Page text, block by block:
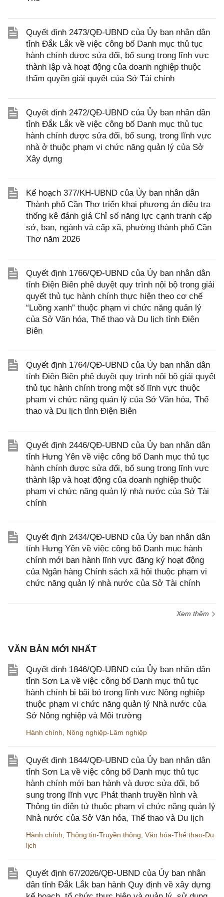
Quyết định 2473/QĐ-UBND của Ủy ban nhân dân
tỉnh Đắk Lắk về việc công bố Danh mục thủ tục
hành chính được sửa đổi, bổ sung trong lĩnh vực
thành lập và hoạt động của doanh nghiệp thuộc
thẩm quyền giải quyết của Sở Tài chính
Quyết định 2472/QĐ-UBND của Ủy ban nhân dân
tỉnh Đắk Lắk về việc công bố Danh mục thủ tục
hành chính được sửa đổi, bổ sung, trong lĩnh vực
nhà ở thuộc phạm vi chức năng quản lý của Sở
Xây dựng
Kế hoạch 377/KH-UBND của Ủy ban nhân dân
Thành phố Cần Thơ triển khai phương án điều tra
thống kê đánh giá Chỉ số năng lực cạnh tranh cấp
sở, ban, ngành và cấp xã, phường thành phố Cần
Thơ năm 2026
Quyết định 1766/QĐ-UBND của Ủy ban nhân dân
tỉnh Điện Biên phê duyệt quy trình nội bộ trong giải
quyết thủ tục hành chính thực hiện theo cơ chế
“Luồng xanh” thuộc phạm vi chức năng quản lý
của Sở Văn hóa, Thể thao và Du lịch tỉnh Điện
Biên
Quyết định 1764/QĐ-UBND của Ủy ban nhân dân
tỉnh Điện Biên phê duyệt quy trình nội bộ giải quyết
thủ tục hành chính trong một số lĩnh vực thuộc
phạm vi chức năng quản lý của Sở Văn hóa, Thể
thao và Du lịch tỉnh Điện Biên
Quyết định 2446/QĐ-UBND của Ủy ban nhân dân
tỉnh Hưng Yên về việc công bố Danh mục thủ tục
hành chính được sửa đổi, bổ sung trong lĩnh vực
thành lập và hoạt động của doanh nghiệp thuộc
phạm vi chức năng quản lý nhà nước của Sở Tài
chính
Quyết định 2434/QĐ-UBND của Ủy ban nhân dân
tỉnh Hưng Yên về việc công bố Danh mục hành
chính mới ban hành lĩnh vực đăng ký hoạt động
của Ngân hàng Chính sách xã hội thuộc phạm vi
chức năng quản lý nhà nước của Sở Tài chính
Xem thêm
VĂN BẢN MỚI NHẤT
Quyết định 1846/QĐ-UBND của Ủy ban nhân dân
tỉnh Sơn La về việc công bố Danh mục thủ tục
hành chính bị bãi bỏ trong lĩnh vực Nông nghiệp
thuộc phạm vi chức năng quản lý Nhà nước của
Sở Nông nghiệp và Môi trường
Hành chính Nông nghiệp-Lâm nghiệp
Quyết định 1844/QĐ-UBND của Ủy ban nhân dân
tỉnh Sơn La về việc công bố Danh mục thủ tục
hành chính mới ban hành và được sửa đổi, bổ
sung trong lĩnh vực Phát thanh truyền hình và
Thông tin điện tử thuộc phạm vi chức năng quản lý
Nhà nước của Sở Văn hóa, Thể thao và Du lịch
Hành chính Thông tin-Truyền thông Văn hóa-Thể thao-Du
lịch
Quyết định 67/2026/QĐ-UBND của Ủy ban nhân
dân tỉnh Đắk Lắk ban hành Quy định về xây dựng